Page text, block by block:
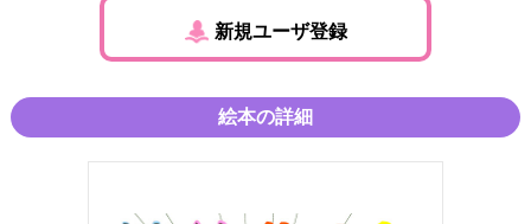
新規ユーザ登録
絵本の詳細